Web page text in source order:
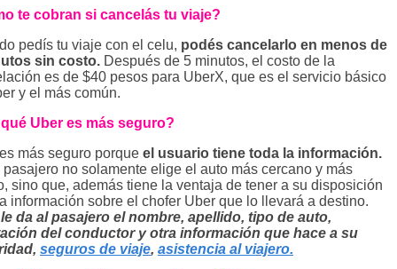
te cobran si cancelás tu viaje?
pedís tu viaje con el celu, podés cancelarlo en menos de
sin costo. Después de 5 minutos, el costo de la
es de $40 pesos para UberX, que es el servicio básico
y el más común.
Uber es más seguro?
más seguro porque el usuario tiene toda la información.
no solamente elige el auto más cercano y más
sino que, además tiene la ventaja de tener a su disposición
información sobre el chofer Uber que lo llevará a destino.
da al pasajero el nombre, apellido, tipo de auto,
del conductor y otra información que hace a su
seguros de viaje, asistencia al viajero.